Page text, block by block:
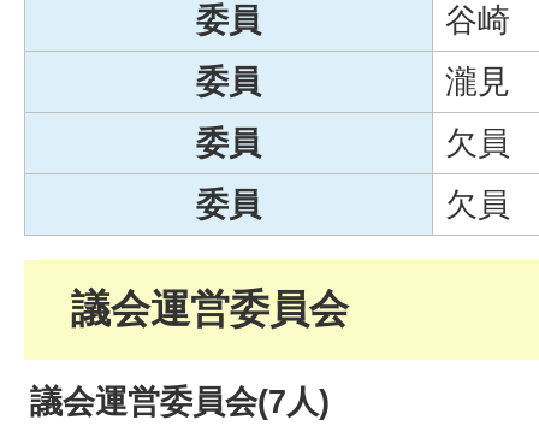
委員
谷崎
委員
瀧見
委員
欠員
委員
欠員
議会運営委員会
議会運営委員会(7人)